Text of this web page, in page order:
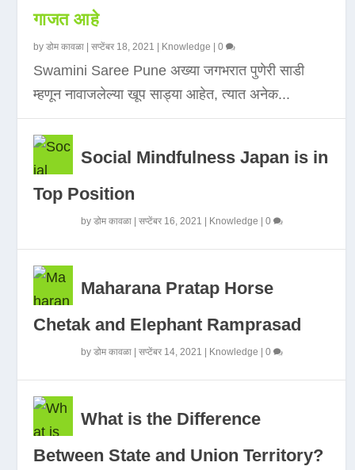
गाजत आहे
byडोम कावळा |सप्टेंबर 18, 2021 Knowledge |0
Swamini Saree Pune अख्या जगभरात पुणेरी साडी
म्हणून नावाजलेल्या खूप साड्या आहेत, त्यात अनेक...
Social Mindfulness Japan is in
Top Position
byडोम कावळा |सप्टेंबर 16, 2021 Knowledge |0
Maharana Pratap Horse
Chetak and Elephant Ramprasad
byडोम कावळा |सप्टेंबर 14, 2021 Knowledge |0
What is the Difference
Between State and Union Territory?